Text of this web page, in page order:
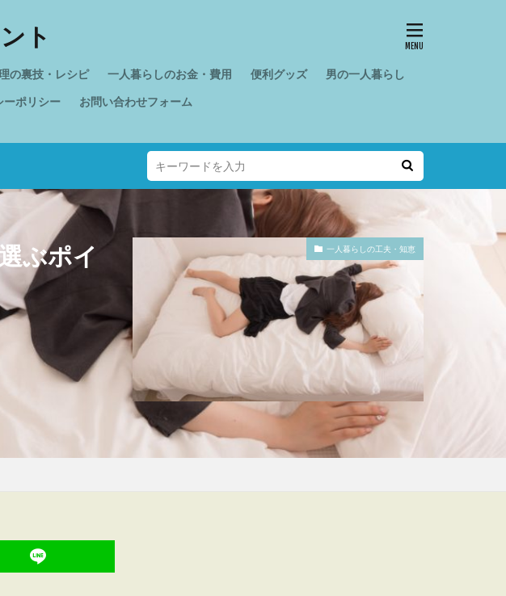
ト
の裏技・レシピ 一人暮らしのお金・費用 便利グッズ
男の一人暮らし
ーポリシー お問い合わせフォーム
ぶポイ
一人暮らしの工夫・知恵